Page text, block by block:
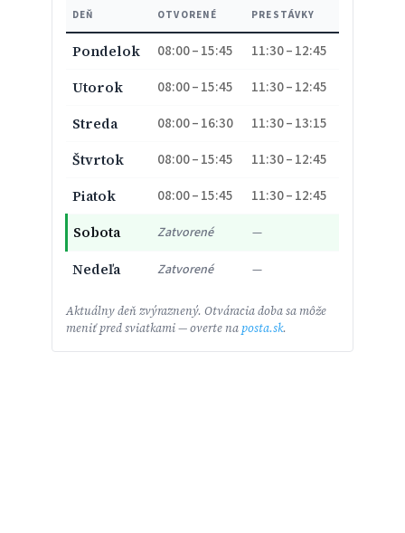
DEŇ OTVORENÉ PRESTÁVKY
Pondelok 08:00 – 15:45 11:30 – 12:45
Utorok 08:00 – 15:45 11:30 – 12:45
Streda 08:00 – 16:30 11:30 – 13:15
Štvrtok 08:00 – 15:45 11:30 – 12:45
Piatok 08:00 – 15:45 11:30 – 12:45
Sobota Zatvorené —
Nedeľa Zatvorené —
Aktuálny deň zvýraznený. Otváracia doba sa môže
meniť pred sviatkami — overte naposta.sk.